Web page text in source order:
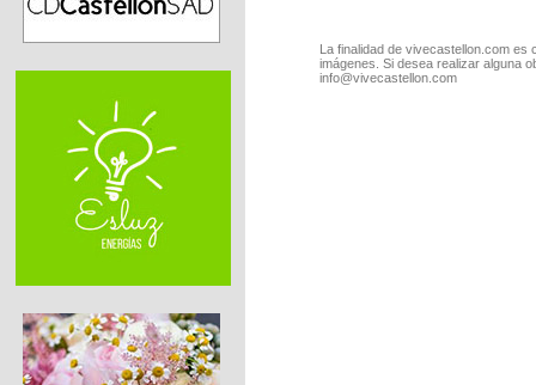
La finalidad de vivecastellon.com
imágenes. Si desea realizar alguna
info@vivecastellon.com